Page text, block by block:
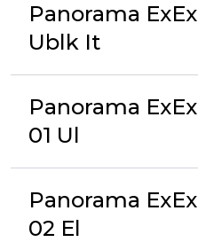
Panorama
Ublk It
Panorama
01 Ul
Panorama
02 El